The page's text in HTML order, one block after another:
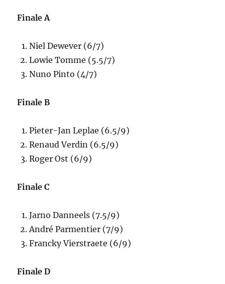
Finale A
Niel Dewever (6/7)
Lowie Tomme (5.5/7)
Nuno Pinto (4/7)
Finale B
Pieter-Jan Leplae (6.5/9)
Renaud Verdin (6.5/9)
Roger Ost (6/9)
Finale C
Jarno Danneels (7.5/9)
André Parmentier (7/9)
Francky Vierstraete (6/9)
Finale D